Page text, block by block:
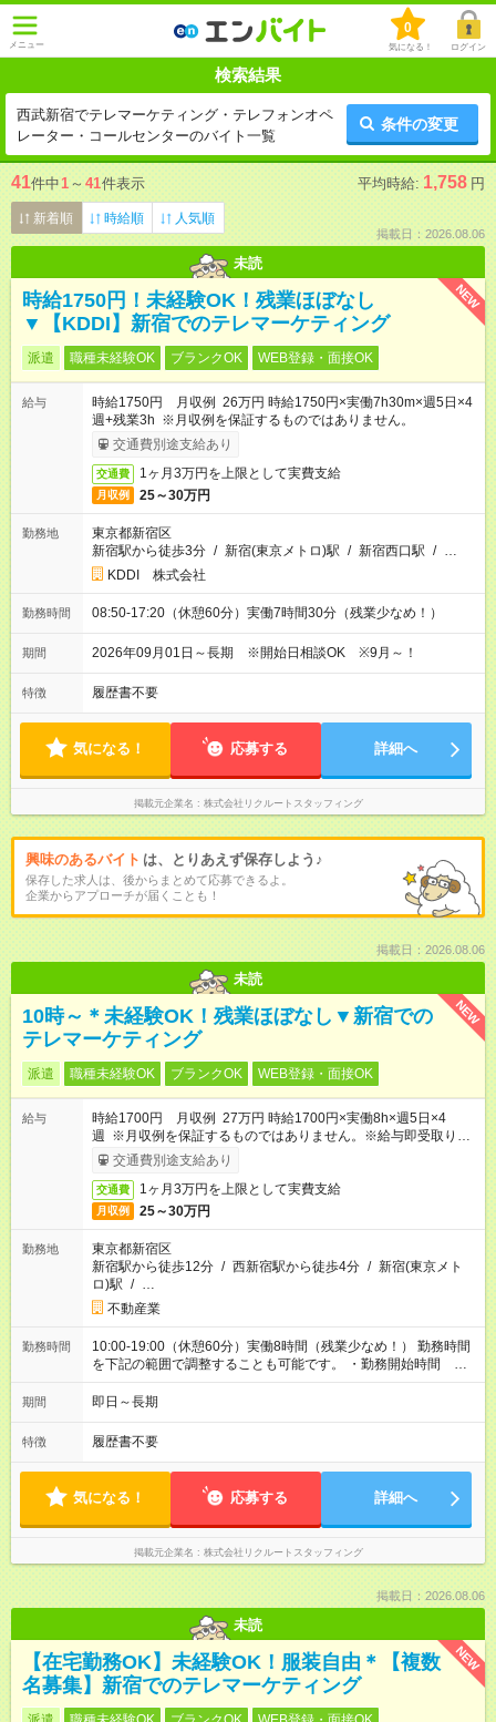
メニュー
0
気になる！ ログイン
検索結果
西武新宿でテレマーケティング・テレフォンオペ
レーター・コールセンターのバイト一覧
条件の変更
41件中1 ～ 41件表示 平均時給: 1,758 円
新着順 時給順 人気順
掲載日：2026.08.06
未読
NEW
時給1750円！未経験OK！残業ほぼなし
▼【KDDI】新宿でのテレマーケティング
派遣 職種未経験OK ブランクOK WEB登録・面接OK
給与
時給1750円 月収例 26万円 時給1750円×実働7h30m×週5日×4
週+残業3h ※月収例を保証するものではありません。
交通費別途支給あり
交通費 1ヶ月3万円を上限として実費支給
月収例 25～30万円
勤務地
東京都新宿区
新宿駅から徒歩3分 / 新宿(東京メトロ)駅 / 新宿西口駅 / …
KDDI 株式会社
勤務時間 08:50-17:20（休憩60分）実働7時間30分（残業少なめ！）
期間 2026年09月01日～長期 ※開始日相談OK ※9月～！
特徴 履歴書不要
気になる！ 応募する 詳細へ
掲載元企業名 株式会社リクルートスタッフィング
興味のあるバイト は、とりあえず保存しよう♪
保存した求人は、後からまとめて応募できるよ。
企業からアプローチが届くことも！
掲載日：2026.08.06
未読
NEW
10時～＊未経験OK！残業ほぼなし▼新宿での
テレマーケティング
派遣 職種未経験OK ブランクOK WEB登録・面接OK
給与
時給1700円 月収例 27万円 時給1700円×実働8h×週5日×4
週 ※月収例を保証するものではありません。※給与即受取りサ
ービス利用可（利用条件有）
交通費別途支給あり
交通費 1ヶ月3万円を上限として実費支給
月収例 25～30万円
勤務地
東京都新宿区
新宿駅から徒歩12分 / 西新宿駅から徒歩4分 / 新宿(東京メト
ロ)駅 / …
不動産業
勤務時間
10:00-19:00（休憩60分）実働8時間（残業少なめ！） 勤務時間
を下記の範囲で調整することも可能です。 ・勤務開始時間
10:00～13:00 ・実働 06:00～08:00
期間 即日～長期
特徴 履歴書不要
気になる！ 応募する 詳細へ
掲載元企業名 株式会社リクルートスタッフィング
掲載日：2026.08.06
未読
NEW
【在宅勤務OK】未経験OK！服装自由＊【複数
名募集】新宿でのテレマーケティング